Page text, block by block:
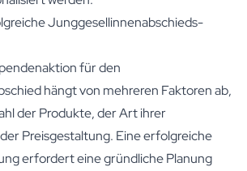
Junggesellinnenabschieds-
für den
hängt von mehreren Faktoren ab,
der Produkte, der Art ihrer
Preisgestaltung. Eine erfolgreiche
erfordert eine gründliche Planung